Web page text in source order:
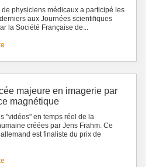
de physiciens médicaux a participé les
aux Journées scientifiques
la Société Française de...
majeure en imagerie par
magnétique
"vidéos" en temps réel de la
créées par Jens Frahm. Ce
est finaliste du prix de